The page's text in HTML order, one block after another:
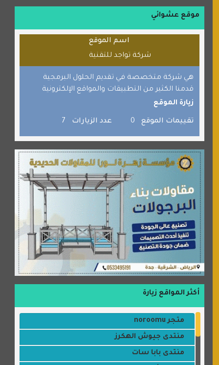
الطبي
قراننا
القران للجميع
برامج كمبيوتر
جائزة دبي الدولية للقران الكريم
صفنة دوت كوم
الألسن لخدمات الترجمة المعتمدة
موقع عشوائي
اسم الموقع
شركة تواجد للتقنية
هي شركة متخصصة في تقديم الحلول البرمجية
قدمنا الكثير من التطبيقات والمواقع الإلكترونية
زيارة الموقع
تقييمات الموقع 0 عدد الزيارات 7
أكثر المواقع زيارة
متجر noroomu
منتدى جيوش الهكرز
منتدى بابا سات